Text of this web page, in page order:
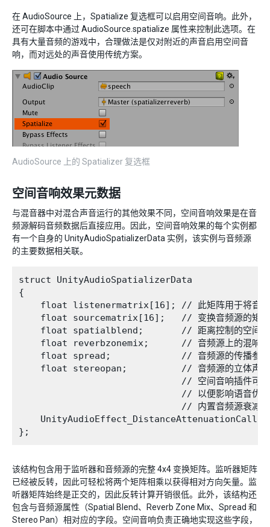
在 AudioSource 上，Spatialize 复选框可以启用空间音响。此外，
还可在脚本中通过 AudioSource.spatialize 属性来控制此选项。在
具有大量音频的游戏中，合理做法是仅对附近的声音启用空间音
响，而对远处的声音使用传统方案。
AudioSource 上的 Spatializer 复选框
空间音响效果元数据
与混音器中对混合声音运行的其他效果不同，空间音响效果是在音
频源解码音频数据后直接应用。因此，空间音响效果的每个实例都
有一个自身的 UnityAudioSpatializerData 实例，该实例与音频源
的主要数据相关联。
struct UnityAudioSpatializerData
{
float listenermatrix[16]; // 此矩阵用于将音频
    float sourcematrix[16];   // 变换音频源的矩阵
float spatialblend;       // 距离控制的空间
float reverbzonemix;      // 音频源上的混响区
float spread;             // 音频源的传播参
float stereopan;          // 音频源的立体声平
// 空间音响插件可以
// 以便影响语音优先
// 内置音频源衰减曲
该结构包含用于监听器和音频源的完整 4x4 变换矩阵。监听器矩阵
已经被反转，因此可轻松将两个矩阵相乘以获得相对方向矢量。监
听器矩阵始终是正交的，因此反转计算开销很低。此外，该结构还
包含与音频源属性（Spatial Blend、Reverb Zone Mix、Spread 和
Stereo Pan）相对应的字段。空间音响负责正确地实现这些字段，